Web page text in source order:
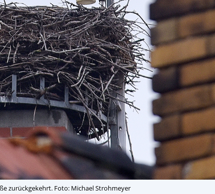
zurückgekehrt. Foto: Michael Strohmeyer